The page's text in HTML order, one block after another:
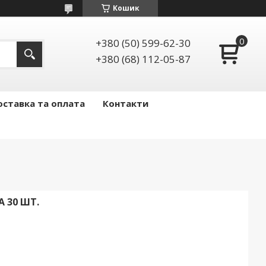
Кошик
+380 (50) 599-62-30
+380 (68) 112-05-87
та оплата
Контакти
30 ШТ.